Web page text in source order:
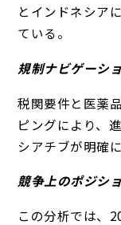
とインドネシア
ている。
規制ナビゲーシ
税関要件と医薬
ピングにより、
シアチブが明確
競争上のポジシ
この分析では、